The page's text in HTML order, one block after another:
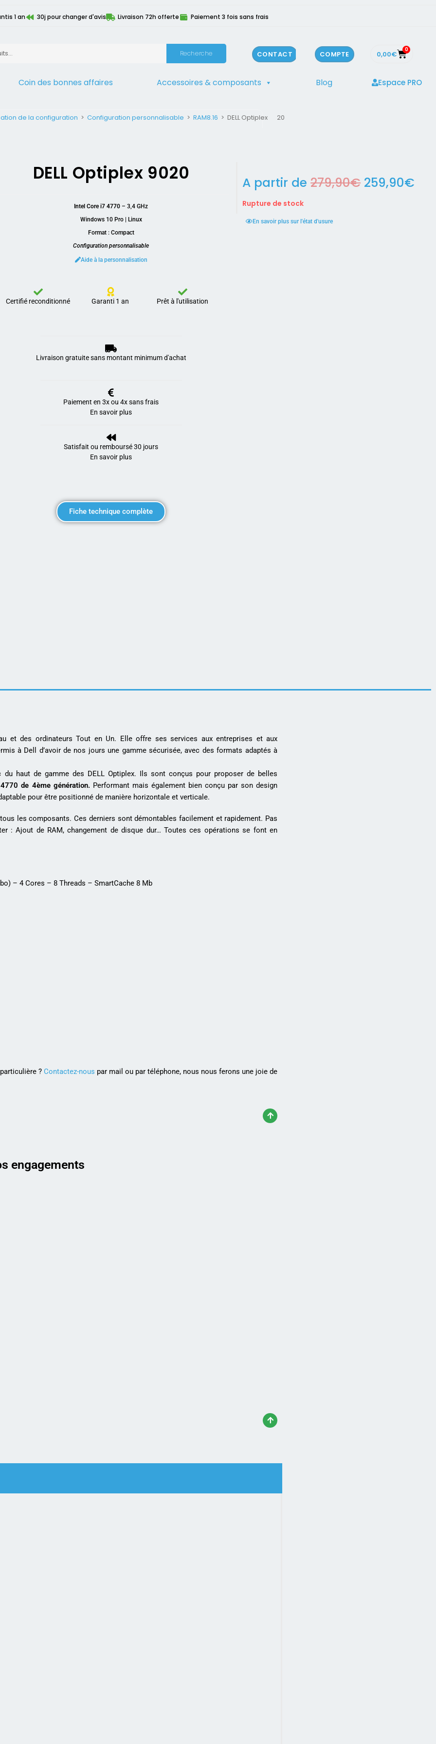
1 an 30j pour changer d'avis Livraison 72h offerte Paiement 3 fois sans frais
Recherche CONTACT COMPTE 0,00€ 0
Coin des bonnes affaires Accessoires & composants Blog Espace PRO
de la configuration > Configuration personnalisable > RAM8.16 > DELL Optiplex 9020
DELL Optiplex 9020
Intel Core i7 4770 – 3,4 GHz
Windows 10 Pro | Linux
Format : Compact
Configuration personnalisable
Aide à la personnalisation
Certifié reconditionné Garanti 1 an Prêt à l'utilisation
Livraison gratuite sans montant minimum d'achat
Paiement en 3x ou 4x sans frais
En savoir plus
Satisfait ou remboursé 30 jours
En savoir plus
Fiche technique complète
A partir de279,90€ 259,90€
Rupture de stock
En savoir plus sur l'état d'usure
et des ordinateurs Tout en Un. Elle offre ses services aux entreprises et aux
à Dell d’avoir de nos jours une gamme sécurisée, avec des formats adaptés à
haut de gamme des DELL Optiplex. Ils sont conçus pour proposer de belles
de 4ème génération. Performant mais également bien conçu par son design
pour être positionné de manière horizontale et verticale.
les composants. Ces derniers sont démontables facilement et rapidement. Pas
: Ajout de RAM, changement de disque dur… Toutes ces opérations se font en
– 4 Cores – 8 Threads – SmartCache 8 Mb
? Contactez-nous par mail ou par téléphone, nous nous ferons une joie de
engagements